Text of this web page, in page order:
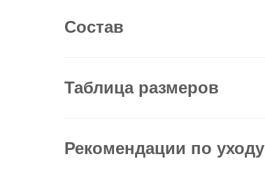
Состав
Таблица размеров
Рекомендации по уходу